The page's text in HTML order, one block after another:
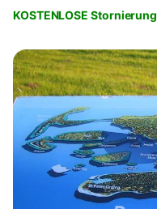
KOSTENLOSE Stornierung